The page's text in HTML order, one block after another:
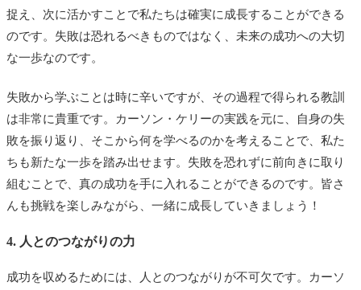
捉え、次に活かすことで私たちは確実に成長することができる
のです。失敗は恐れるべきものではなく、未来の成功への大切
な一歩なのです。
失敗から学ぶことは時に辛いですが、その過程で得られる教訓
は非常に貴重です。カーソン・ケリーの実践を元に、自身の失
敗を振り返り、そこから何を学べるのかを考えることで、私た
ちも新たな一歩を踏み出せます。失敗を恐れずに前向きに取り
組むことで、真の成功を手に入れることができるのです。皆さ
んも挑戦を楽しみながら、一緒に成長していきましょう！
4. 人とのつながりの力
成功を収めるためには、人とのつながりが不可欠です。カーソ